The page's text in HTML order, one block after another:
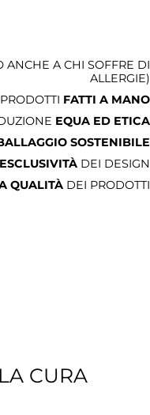
ANCHE A CHI SOFFRE DI
ALLERGIE)
PRODOTTI FATTI A MANO
EQUA ED ETICA
SOSTENIBILE
ESCLUSIVITÀ DEI DESIGN
QUALITÀ DEI PRODOTTI
CURA